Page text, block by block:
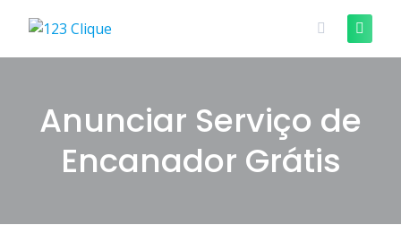
content
Anunciar Serviço de
Encanador Grátis